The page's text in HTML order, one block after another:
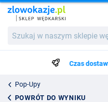
w
wędkarskim...Czas dostawy:
Pop-Upy
POWRÓT DO WYNIKU
41.99